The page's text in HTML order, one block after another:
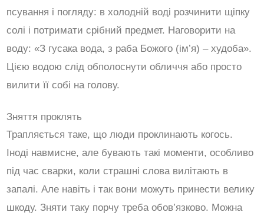
псування і погляду: в холодній воді розчинити щіпку
солі і потримати срібний предмет. Наговорити на
воду: «З гусака вода, з раба Божого (ім’я) – худоба».
Цією водою слід обполоснути обличчя або просто
вилити її собі на голову.
Зняття проклять
Трапляється таке, що люди проклинають когось.
Іноді навмисне, але бувають такі моменти, особливо
під час сварки, коли страшні слова вилітають в
запалі. Але навіть і так вони можуть принести велику
шкоду. Зняти таку порчу треба обов’язково. Можна